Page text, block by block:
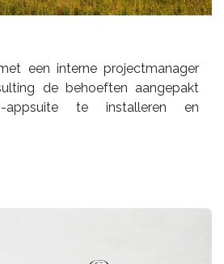
een interne projectmanager
de behoeften aangepakt
te installeren en